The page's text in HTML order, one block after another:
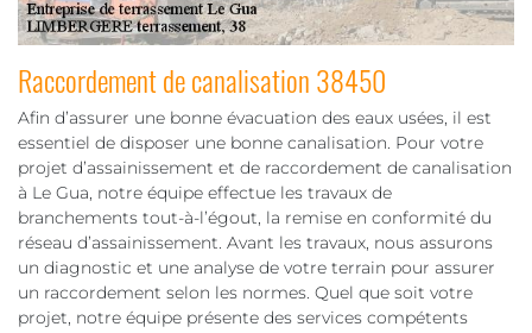
Raccordement de canalisation 38450
Afin d’assurer une bonne évacuation des eaux usées, il est
essentiel de disposer une bonne canalisation. Pour votre
projet d’assainissement et de raccordement de canalisation
à Le Gua, notre équipe effectue les travaux de
branchements tout-à-l’égout, la remise en conformité du
réseau d’assainissement. Avant les travaux, nous assurons
un diagnostic et une analyse de votre terrain pour assurer
un raccordement selon les normes. Quel que soit votre
projet, notre équipe présente des services compétents